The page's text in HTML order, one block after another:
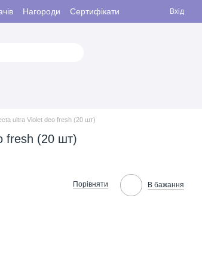
Нагороди
Сертифікати
Вхід
ultra Violet deo fresh (20 шт)
fresh (20 шт)
Порівняти В бажання